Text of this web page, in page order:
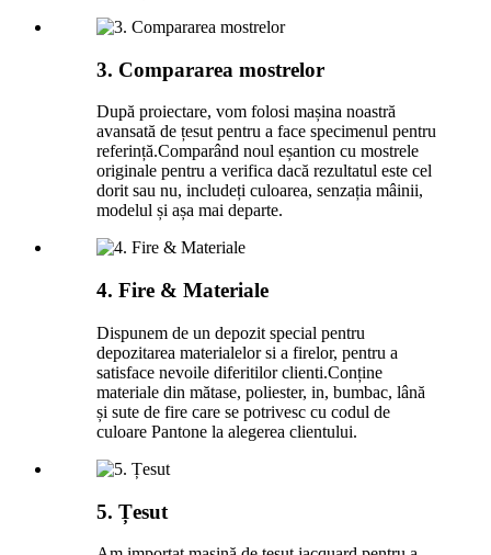
3. Compararea mostrelor
După proiectare, vom folosi mașina noastră
avansată de țesut pentru a face specimenul pentru
referință.Comparând noul eșantion cu mostrele
originale pentru a verifica dacă rezultatul este cel
dorit sau nu, includeți culoarea, senzația mâinii,
modelul și așa mai departe.
4. Fire & Materiale
Dispunem de un depozit special pentru
depozitarea materialelor si a firelor, pentru a
satisface nevoile diferitilor clienti.Conține
materiale din mătase, poliester, in, bumbac, lână
și sute de fire care se potrivesc cu codul de
culoare Pantone la alegerea clientului.
5. Țesut